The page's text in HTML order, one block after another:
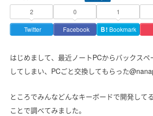
2
Twitter
0
Facebook
1
Ｂ! Bookmark
はじめまして、最近ノートPCからバックスペ
してしまい、PCごと交換してもらった
ところでみんなどんなキーボードで開発して
ことで調べてみました。